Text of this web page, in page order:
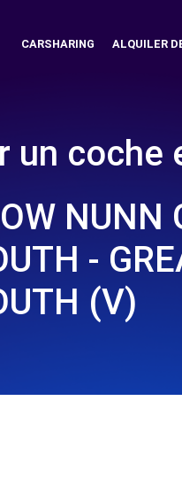
CARSHARING ALQUILER
un coche
NUNN
-
(V)